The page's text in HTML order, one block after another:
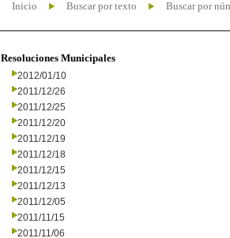
Inicio Buscar por texto Buscar por
Resoluciones Municipales
2012/01/10
2011/12/26
2011/12/25
2011/12/20
2011/12/19
2011/12/18
2011/12/15
2011/12/13
2011/12/05
2011/11/15
2011/11/06